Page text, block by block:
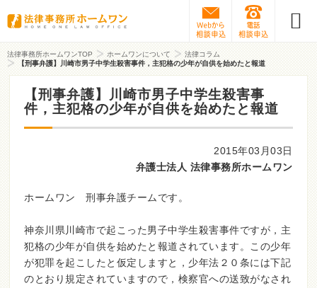
Webから相談予約
法律事務所ホームワンTOP ホームワンについて
法律コラム
【刑事弁護】川崎市男子中学生殺害事件，主犯格の少年が自供を始めたと報道
【刑事弁護】川崎市男子中学生殺害事
件，主犯格の少年が自供を始めたと報道
2015年03月03日
弁護士法人 法律事務所ホームワン
ホームワン 刑事弁護チームです。
神奈川県川崎市で起こった男子中学生殺害事件ですが，主
犯格の少年が自供を始めたと報道されています。この少年
が犯罪を起こしたと仮定しますと，少年法２０条には下記
のとおり規定されていますので，検察官への送致がなされ